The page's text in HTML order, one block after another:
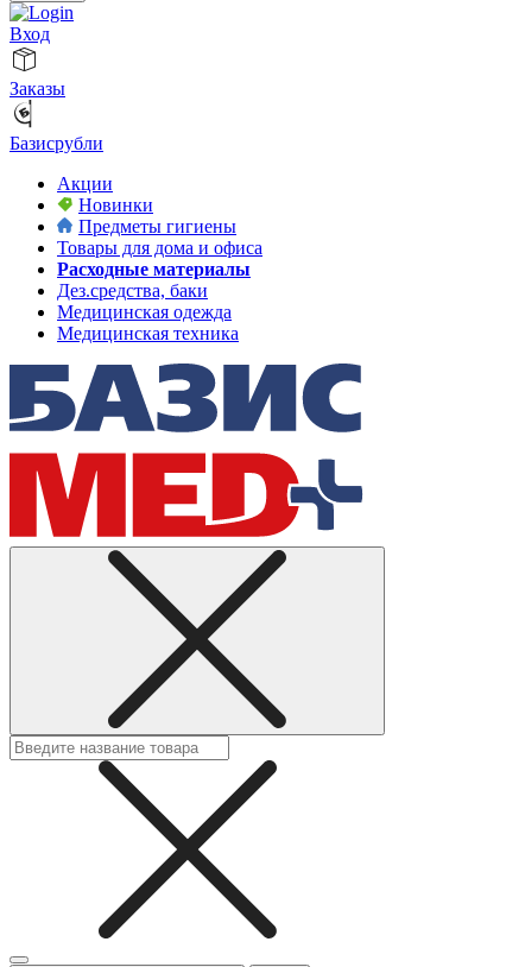
Вход
Заказы
Базисрубли
Акции
Новинки
Предметы гигиены
Товары для дома и офиса
Расходные материалы
Дез.средства, баки
Медицинская одежда
Медицинская техника